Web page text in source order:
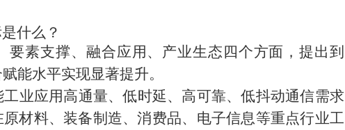
什么？
要素支撑、融合应用、产业生态四个方面，提出到
能水平实现显著提升。
工业应用高通量、低时延、高可靠、低抖动通信需求
材料、装备制造、消费品、电子信息等重点行业工